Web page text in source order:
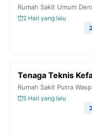
Rumah Sakit Umum
2 Hari yang lalu
Tenaga Teknis
Rumah Sakit Putra
5 Hari yang lalu